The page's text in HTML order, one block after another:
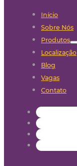
Início
Sobre Nós
Produtos
Localização
Blog
Vagas
Contato